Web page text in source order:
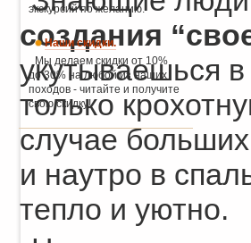
создания
укутываешься
только
случае
и наутро в
тепло и уютно.
экскурсий по желанию.
Наши скидки.
Мы делаем скидки от 10%
до 30% на любой из наших
походов - читайте и получите
свою скидку!